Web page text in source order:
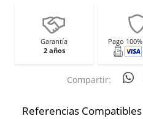
Garantía
2 años
Pago 100%
Compartir:
Referencias Compatibles